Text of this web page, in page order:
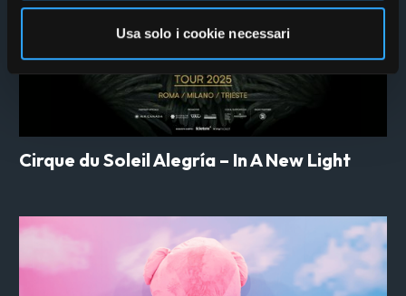
Usa solo i cookie necessari
Cirque du Soleil Alegría – In A New Light